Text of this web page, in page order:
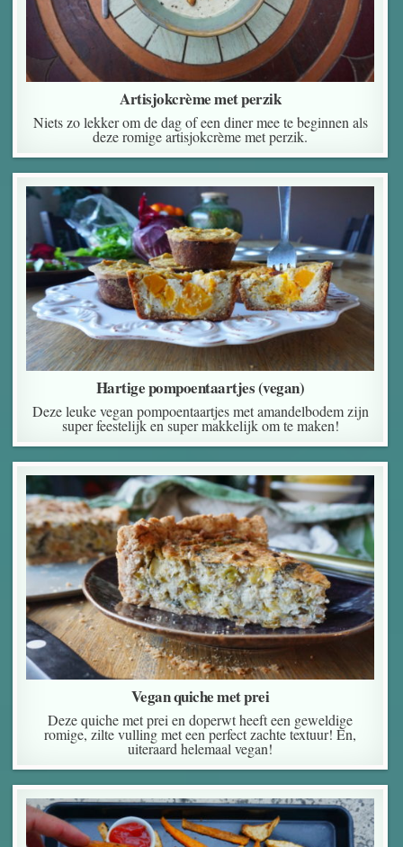
Artisjokcrème met perzik
Niets zo lekker om de dag of een diner mee te beginnen als
deze romige artisjokcrème met perzik.
Hartige pompoentaartjes (vegan)
Deze leuke vegan pompoentaartjes met amandelbodem zijn
super feestelijk en super makkelijk om te maken!
Vegan quiche met prei
Deze quiche met prei en doperwt heeft een geweldige
romige, zilte vulling met een perfect zachte textuur! En,
uiteraard helemaal vegan!